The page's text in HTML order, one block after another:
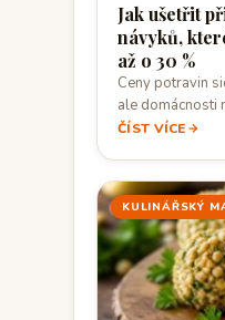
Jak ušetřit
návyků,
až o 30 %
Ceny potravin
ale domácnosti
ČÍST VÍCE
KULINÁŘSKÝ